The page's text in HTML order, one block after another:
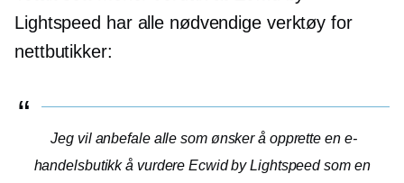
Lightspeed har alle nødvendige verktøy for
nettbutikker:
Jeg vil anbefale alle som ønsker å opprette en e-
handelsbutikk å vurdere Ecwid by Lightspeed som en